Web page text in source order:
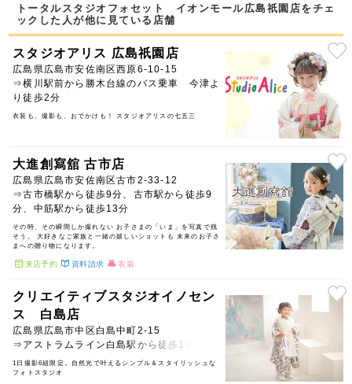
トータルスタジオフォセット イオンモール広島祇園店をチェ
ックした人が他に見ている店舗
スタジオアリス 広島祇園店
広島県広島市安佐南区西原6-10-15
⇒横川駅前から勝木台線のバス乗車 今津よ
り徒歩2分
衣装も、撮影も、おでかけも！ スタジオアリスの七五三
大進創寫舘 古市店
広島県広島市安佐南区古市2-33-12
⇒古市橋駅から徒歩9分、古市駅から徒歩9
分、中筋駅から徒歩13分
その時、その瞬間しか撮れない お子さまの「いま」を写真で残
そう。 大好きなご家族と一緒の嬉しいショットも 未来のお子さ
まへの贈り物になります。
来店予約 資料請求 衣装
クリエイティブスタジオイノセン
ス 白島店
広島県広島市中区白島中町2-15
⇒アストラムライン白島駅から徒歩1分
1日撮影6組限定。自然光で叶えるシンプル＆スタイリッシュな
フォトスタジオ